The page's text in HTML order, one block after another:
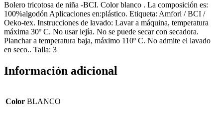
Bolero tricotosa de niña -BCI. Color blanco . La composición es:
100%algodón Aplicaciones en:plástico. Etiqueta: Amfori / BCI /
Oeko-tex. Instrucciones de lavado: Lavar a máquina, temperatura
máxima 30º C. No usar lejía. No se puede secar con secadora.
Planchar a temperatura baja, máximo 110º C. No admite el lavado
en seco.. Talla: 3
Información adicional
Color BLANCO